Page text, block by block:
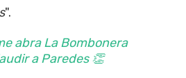
".
abra La Bombonera
a Paredes 👏